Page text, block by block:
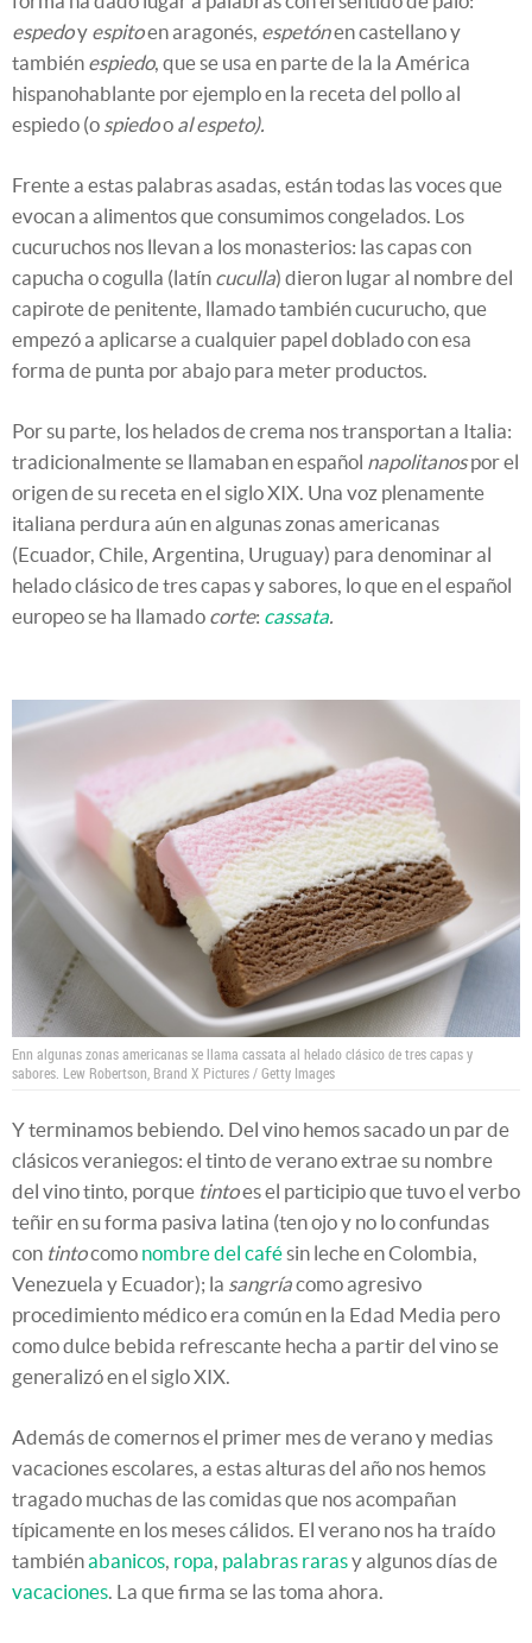
espedoy espitoen aragonés, espetónen castellano y
también espiedo, que se usa en parte de la la América
hispanohablante por ejemplo en la receta del pollo al
espiedo (o spiedoo al espeto).
Frente a estas palabras asadas, están todas las voces que
evocan a alimentos que consumimos congelados. Los
cucuruchos nos llevan a los monasterios: las capas con
capucha o cogulla (latín cuculla) dieron lugar al nombre del
capirote de penitente, llamado también cucurucho, que
empezó a aplicarse a cualquier papel doblado con esa
forma de punta por abajo para meter productos.
Por su parte, los helados de crema nos transportan a Italia:
tradicionalmente se llamaban en español napolitanospor el
origen de su receta en el siglo XIX. Una voz plenamente
italiana perdura aún en algunas zonas americanas
(Ecuador, Chile, Argentina, Uruguay) para denominar al
helado clásico de tres capas y sabores, lo que en el español
europeo se ha llamado corte: cassata.
Enn algunas zonas americanas se llama cassata al helado clásico de tres capas y
sabores. Lew Robertson, Brand X Pictures / Getty Images
Y terminamos bebiendo. Del vino hemos sacado un par de
clásicos veraniegos: el tinto de verano extrae su nombre
del vino tinto, porque tintoes el participio que tuvo el verbo
teñir en su forma pasiva latina (ten ojo y no lo confundas
con tintocomo nombre del cafésin leche en Colombia,
Venezuela y Ecuador); la sangríacomo agresivo
procedimiento médico era común en la Edad Media pero
como dulce bebida refrescante hecha a partir del vino se
generalizó en el siglo XIX.
Además de comernos el primer mes de verano y medias
vacaciones escolares, a estas alturas del año nos hemos
tragado muchas de las comidas que nos acompañan
típicamente en los meses cálidos. El verano nos ha traído
tambiénabanicos, ropa, palabras rarasy algunos días de
vacaciones. La que firma se las toma ahora.